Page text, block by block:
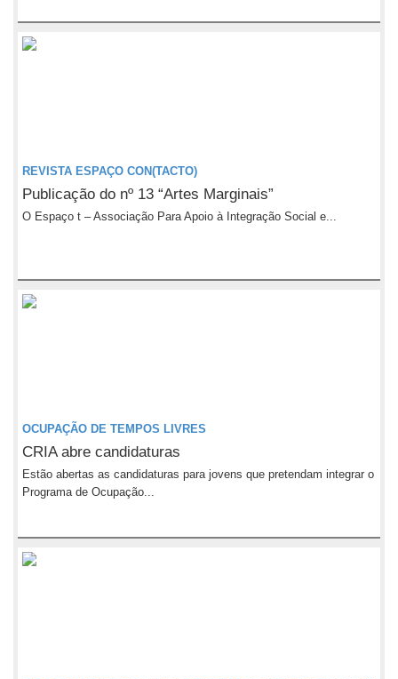
REVISTA ESPAÇO CON(TACTO)
Publicação do nº 13 “Artes Marginais”
O Espaço t – Associação Para Apoio à Integração Social e...
OCUPAÇÃO DE TEMPOS LIVRES
CRIA abre candidaturas
Estão abertas as candidaturas para jovens que pretendam integrar o
Programa de Ocupação...